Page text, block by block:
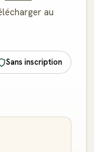
au
Sans inscription